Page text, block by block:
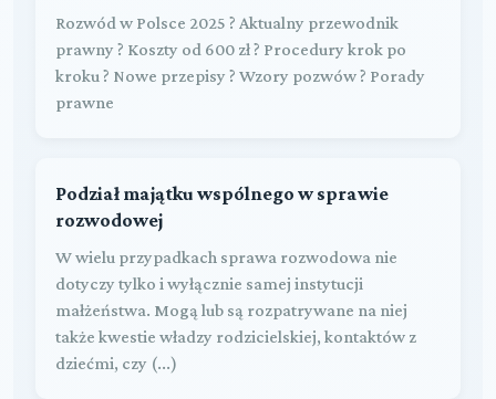
Rozwód w Polsce 2025 ? Aktualny przewodnik
prawny ? Koszty od 600 zł ? Procedury krok po
kroku ? Nowe przepisy ? Wzory pozwów ? Porady
prawne
Podział majątku wspólnego w sprawie
rozwodowej
W wielu przypadkach sprawa rozwodowa nie
dotyczy tylko i wyłącznie samej instytucji
małżeństwa. Mogą lub są rozpatrywane na niej
także kwestie władzy rodzicielskiej, kontaktów z
dziećmi, czy (...)